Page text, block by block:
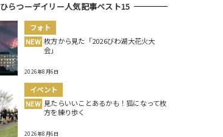
ひらつーデイリー人気記事ベスト15
フォト
NEW 枚方から見た「2026びわ湖大花火大
会」
2026年8月6日
イベント
NEW 見たらいいことあるかも！狐になって枚
方を練り歩く
2026年8月6日